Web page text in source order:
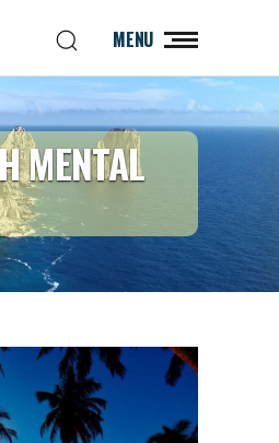
MENU
MENTAL